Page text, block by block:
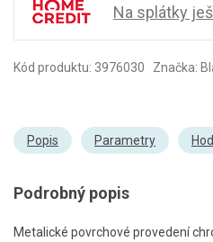
Na splátky
Kód produktu: 3976030 Značka:
Popis Parametry
Podrobný popis
Metalické povrchové provedení